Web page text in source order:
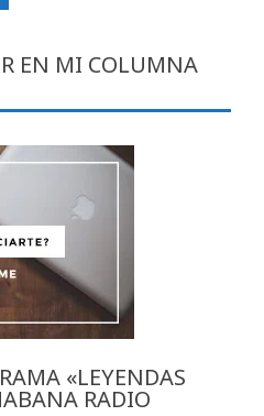
EN MI COLUMNA
«LEYENDAS
RADIO